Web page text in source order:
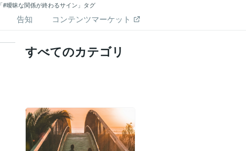
「#曖昧な関係が終わるサイン」タグ
告知 コンテンツマーケット
すべてのカテゴリ